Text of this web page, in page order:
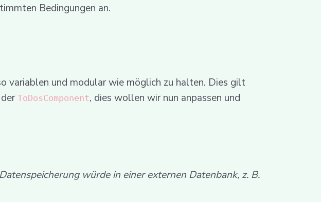
Bedingungen an.
variablen und modular wie möglich zu halten. Dies gilt
ToDosComponent, dies wollen wir nun anpassen und
würde in einer externen Datenbank, z. B.